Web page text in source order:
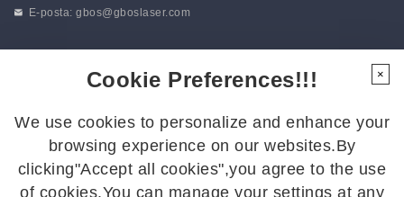
E-posta:gbos@gboslaser.com
Bizi Takip Edin
En son gelişmelerden haberdar olmak için bizi takip edin:
Cookie Preferences!!!
We use cookies to personalize and enhance your
browsing experience on our websites.By
clicking"Accept all cookies",you agree to the use
of cookies.You can manage your settings at any
×